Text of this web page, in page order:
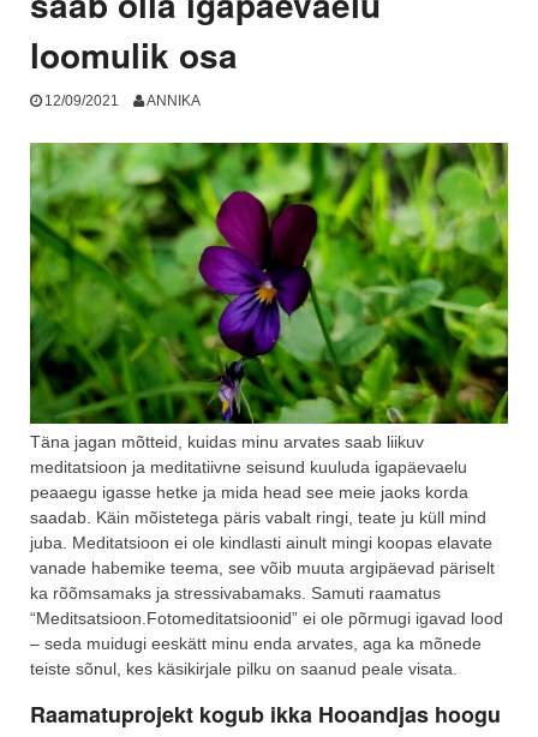
loomulik osa
12/09/2021 ANNIKA
Täna jagan mõtteid, kuidas minu arvates saab liikuv
meditatsioon ja meditatiivne seisund kuuluda igapäevaelu
peaaegu igasse hetke ja mida head see meie jaoks korda
saadab. Käin mõistetega päris vabalt ringi, teate ju küll mind
juba. Meditatsioon ei ole kindlasti ainult mingi koopas elavate
vanade habemike teema, see võib muuta argipäevad päriselt
ka rõõmsamaks ja stressivabamaks. Samuti raamatus
“Meditsatsioon.Fotomeditatsioonid” ei ole põrmugi igavad lood
– seda muidugi eeskätt minu enda arvates, aga ka mõnede
teiste sõnul, kes käsikirjale pilku on saanud peale visata.
Raamatuprojekt kogub ikka Hooandjas hoogu